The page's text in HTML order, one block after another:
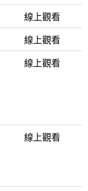
線上觀看
線上觀看
線上觀看
線上觀看